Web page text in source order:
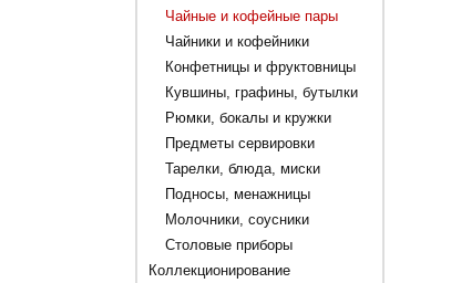
Чайные и кофейные пары
Чайники и кофейники
Конфетницы и фруктовницы
Кувшины, графины, бутылки
Рюмки, бокалы и кружки
Предметы сервировки
Тарелки, блюда, миски
Подносы, менажницы
Молочники, соусники
Столовые приборы
Коллекционирование